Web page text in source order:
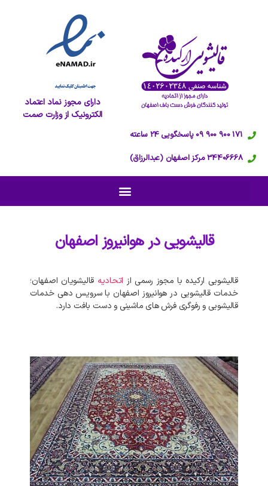
دارای مجوز نماد اعتماد
الکترونیک از وزارت صمت
171 900 900 09 پاسخگویی 24 ساعته
34406668 مرکز اصفهان (عبدالرزاق)
قالیشویی درهوانیروز اصفهان
قالیشویی ارکیده با مجوز رسمی از اتحادیه قالیشویان اصفهان؛
خدمات قالیشویی در هوانیروز اصفهان با سرویس دهی خدمات
قالیشویی و رفوگری فرش های ماشینی و دست بافت دارد.